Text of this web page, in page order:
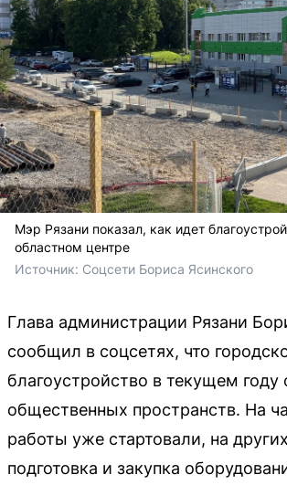
Мэр Рязани показал, как идет
областном центре
Источник: Соцсети Бориса Ясинского
Глава администрации Рязани
сообщил в соцсетях, что
благоустройство в текущем году
общественных пространств. На
работы уже стартовали, на
подготовка и закупка